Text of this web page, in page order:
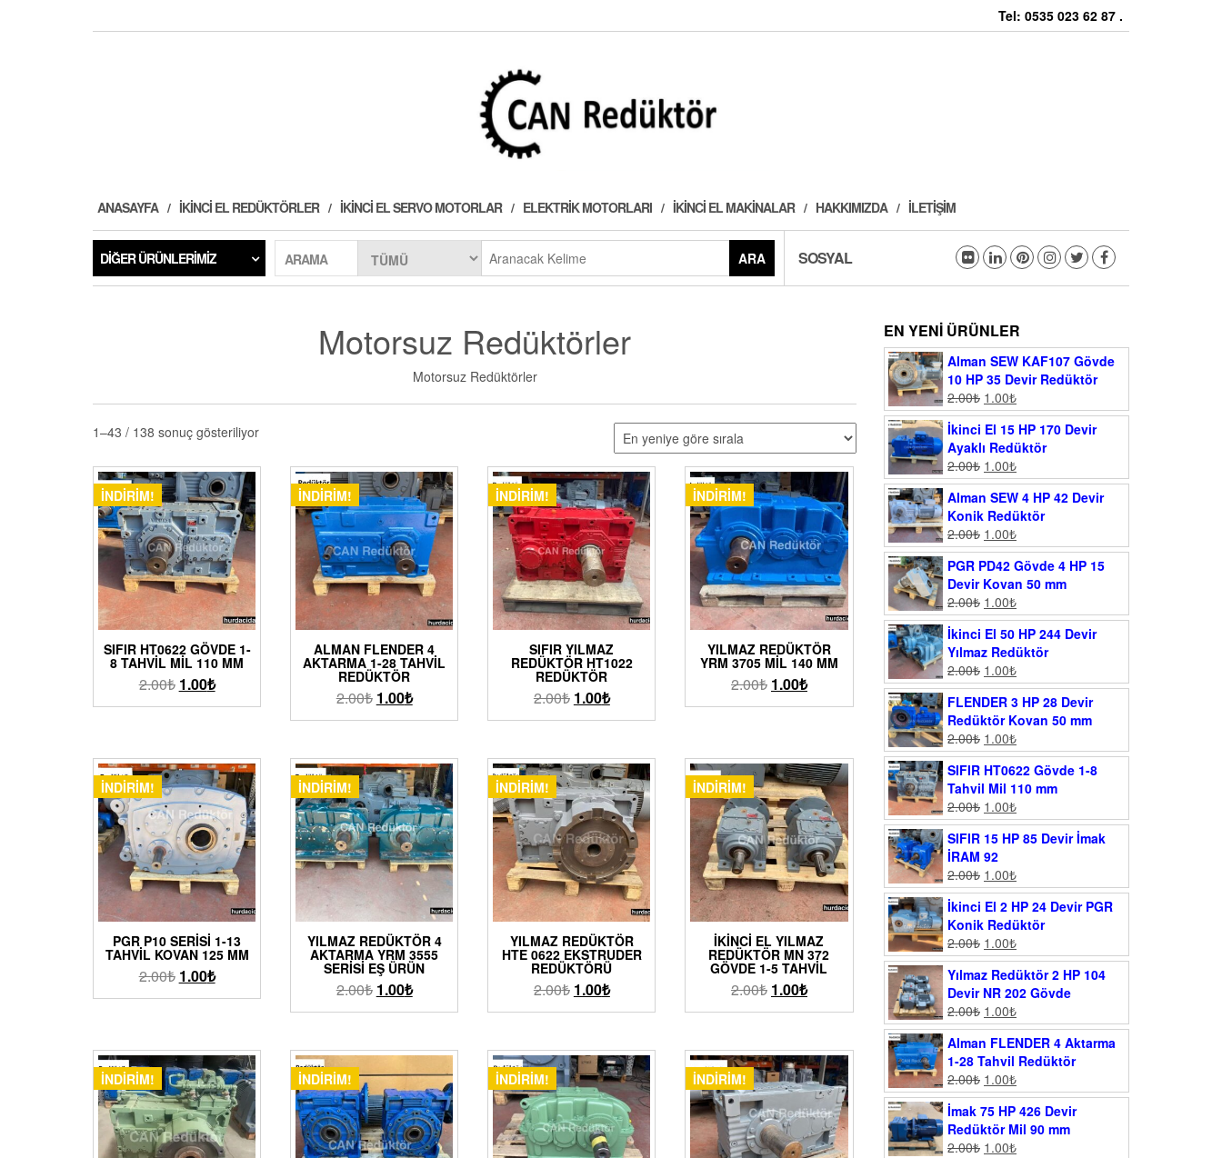
Tel: 0535 023 62 87 .
ANASAYFA İKINCI EL REDÜKTÖRLER İKINCI EL SERVO MOTORLAR ELEKTRIK MOTORLARI İKINCI EL MAKINALAR HAKKIMIZDA İLETIŞIM
DIĞER ÜRÜNLERIMIZ ARAMA ARA SOSYAL
Motorsuz Redüktörler
Motorsuz Redüktörler
1–43 / 138 sonuç gösteriliyor
İNDIRIM!
SIFIR HT0622 GÖVDE 1-
8 TAHVIL MIL 110 MM
2.00₺ 1.00₺
İNDIRIM!
ALMAN FLENDER 4
AKTARMA 1-28 TAHVIL
REDÜKTÖR
2.00₺ 1.00₺
İNDIRIM!
SIFIR YILMAZ
REDÜKTÖR HT1022
REDÜKTÖR
2.00₺ 1.00₺
İNDIRIM!
YILMAZ REDÜKTÖR
YRM 3705 MIL 140 MM
2.00₺ 1.00₺
İNDIRIM!
PGR P10 SERISI 1-13
TAHVIL KOVAN 125 MM
2.00₺ 1.00₺
İNDIRIM!
YILMAZ REDÜKTÖR 4
AKTARMA YRM 3555
SERISI EŞ ÜRÜN
2.00₺ 1.00₺
İNDIRIM!
YILMAZ REDÜKTÖR
HTE 0622 EKSTRUDER
REDÜKTÖRÜ
2.00₺ 1.00₺
İNDIRIM!
İKINCI EL YILMAZ
REDÜKTÖR MN 372
GÖVDE 1-5 TAHVIL
2.00₺ 1.00₺
İNDIRIM! İNDIRIM! İNDIRIM! İNDIRIM!
EN YENI ÜRÜNLER
Alman SEW KAF107 Gövde
10 HP 35 Devir Redüktör
2.00₺ 1.00₺
İkinci El 15 HP 170 Devir
Ayaklı Redüktör
2.00₺ 1.00₺
Alman SEW 4 HP 42 Devir
Konik Redüktör
2.00₺ 1.00₺
PGR PD42 Gövde 4 HP 15
Devir Kovan 50 mm
2.00₺ 1.00₺
İkinci El 50 HP 244 Devir
Yılmaz Redüktör
2.00₺ 1.00₺
FLENDER 3 HP 28 Devir
Redüktör Kovan 50 mm
2.00₺ 1.00₺
SIFIR HT0622 Gövde 1-8
Tahvil Mil 110 mm
2.00₺ 1.00₺
SIFIR 15 HP 85 Devir İmak
İRAM 92
2.00₺ 1.00₺
İkinci El 2 HP 24 Devir PGR
Konik Redüktör
2.00₺ 1.00₺
Yılmaz Redüktör 2 HP 104
Devir NR 202 Gövde
2.00₺ 1.00₺
Alman FLENDER 4 Aktarma
1-28 Tahvil Redüktör
2.00₺ 1.00₺
İmak 75 HP 426 Devir
Redüktör Mil 90 mm
2.00₺ 1.00₺